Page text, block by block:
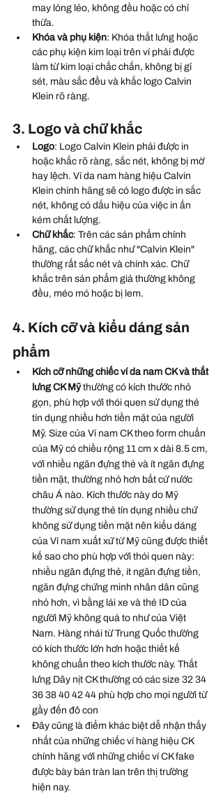
may lỏng lẻo, không đều hoặc có chỉ
thừa.
Khóa và phụ kiện: Khóa thắt lưng hoặc
các phụ kiện kim loại trên ví phải được
làm từ kim loại chắc chắn, không bị gỉ
sét, màu sắc đều và khắc logo Calvin
Klein rõ ràng.
3. Logo và chữ khắc
Logo: Logo Calvin Klein phải được in
hoặc khắc rõ ràng, sắc nét, không bị mờ
hay lệch. Ví da nam hàng hiệu Calvin
Klein chính hãng sẽ có logo được in sắc
nét, không có dấu hiệu của việc in ấn
kém chất lượng.
Chữ khắc: Trên các sản phẩm chính
hãng, các chữ khắc như "Calvin Klein"
thường rất sắc nét và chính xác. Chữ
khắc trên sản phẩm giả thường không
đều, méo mó hoặc bị lem.
4. Kích cỡ và kiểu dáng sản
phẩm
Kích cỡ những chiếc ví da nam CK và thắt
lưng CK Mỹ thường có kích thước nhỏ
gọn, phù hợp với thói quen sử dụng thẻ
tín dụng nhiều hơn tiền mặt của người
Mỹ. Size của Ví nam CK theo form chuẩn
của Mỹ có chiều rộng 11 cm x dài 8.5 cm,
với nhiều ngăn đựng thẻ và ít ngăn đựng
tiền mặt, thường nhỏ hơn bất cứ nước
châu Á nào. Kích thước này do Mỹ
thường sử dụng thẻ tín dụng nhiều chứ
không sử dụng tiền mặt nên kiểu dáng
của Ví nam xuất xứ từ Mỹ cũng được thiết
kế sao cho phù hợp với thói quen này:
nhiều ngăn đựng thẻ, ít ngăn đựng tiền,
ngăn đựng chứng minh nhân dân cũng
nhỏ hơn, vì bằng lái xe và thẻ ID của
người Mỹ không quá to như của Việt
Nam. Hàng nhái từ Trung Quốc thường
có kích thước lớn hơn hoặc thiết kế
không chuẩn theo kích thước này. Thắt
lưng Dây nịt CK thường có các size 32 34
36 38 40 42 44 phù hợp cho mọi người từ
gầy đến đô con
Đây cũng là điểm khác biệt dễ nhận thấy
nhất của những chiếc ví hàng hiệu CK
chính hãng với những chiếc ví CK fake
được bày bán tràn lan trên thị trường
hiện nay.